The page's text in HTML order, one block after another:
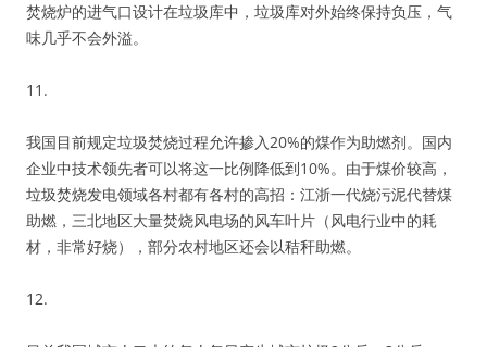
焚烧炉的进气口设计在垃圾库中，垃圾库对外始终保持负压，气
味几乎不会外溢。
11.
我国目前规定垃圾焚烧过程允许掺入20%的煤作为助燃剂。国内
企业中技术领先者可以将这一比例降低到10%。由于煤价较高，
垃圾焚烧发电领域各村都有各村的高招：江浙一代烧污泥代替煤
助燃，三北地区大量焚烧风电场的风车叶片（风电行业中的耗
材，非常好烧），部分农村地区还会以秸秆助燃。
12.